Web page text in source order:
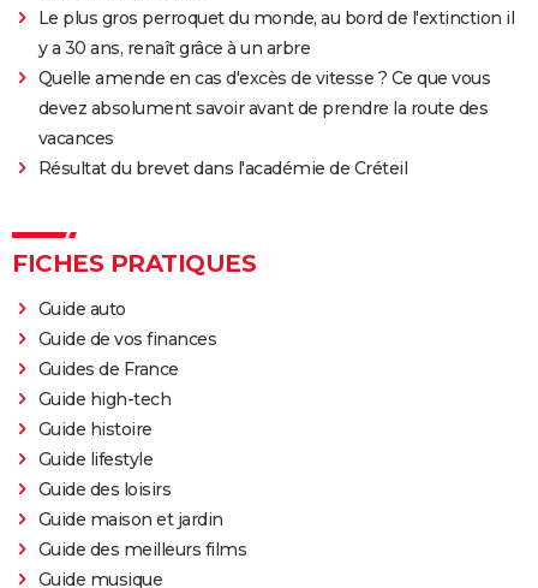
Le plus gros perroquet du monde, au bord de l'extinction il
y a 30 ans, renaît grâce à un arbre
Quelle amende en cas d'excès de vitesse ? Ce que vous
devez absolument savoir avant de prendre la route des
vacances
Résultat du brevet dans l'académie de Créteil
FICHES PRATIQUES
Guide auto
Guide de vos finances
Guides de France
Guide high-tech
Guide histoire
Guide lifestyle
Guide des loisirs
Guide maison et jardin
Guide des meilleurs films
Guide musique